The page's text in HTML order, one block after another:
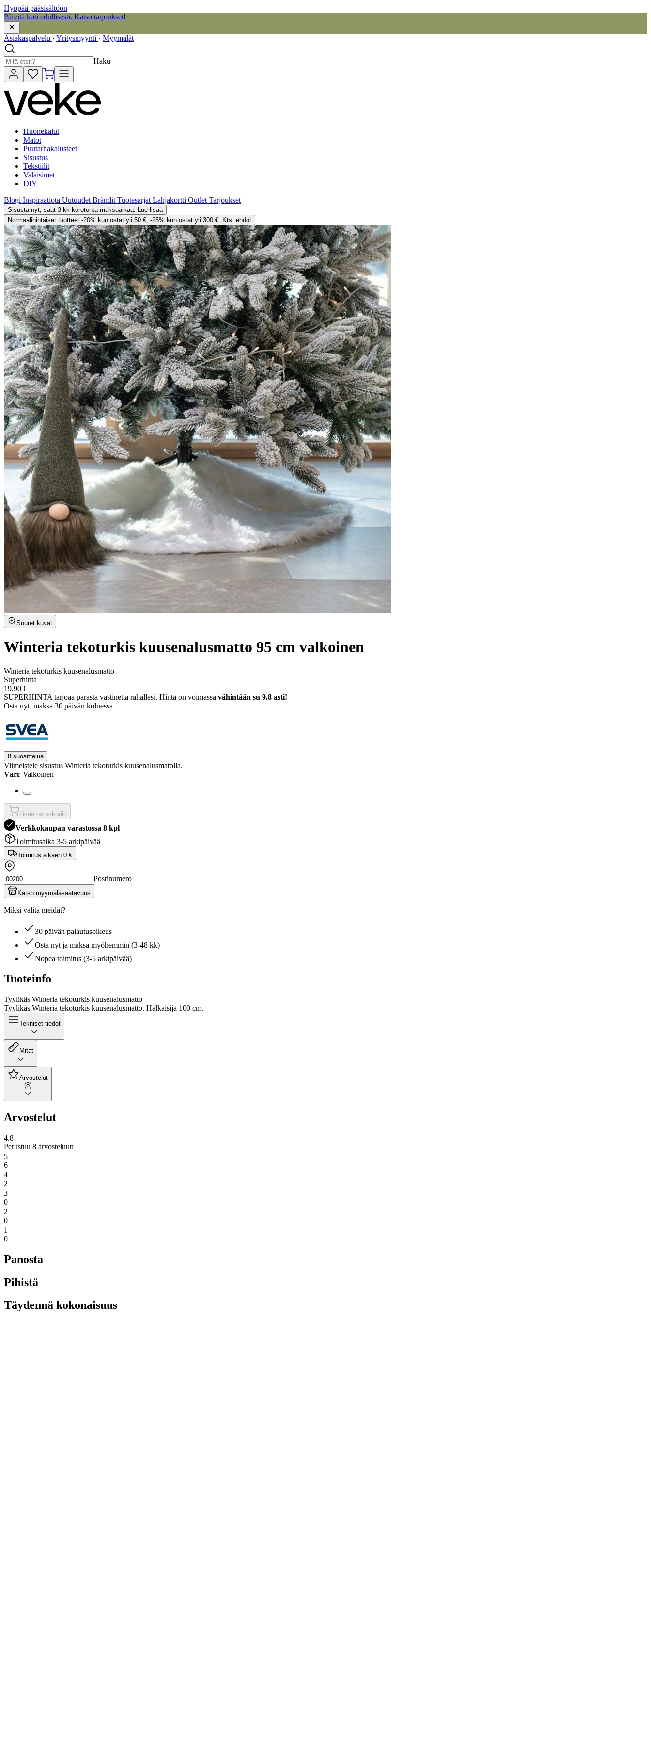
Hyppää pääsisältöön
Päivitä koti edullisesti. Katso tarjoukset!
Asiakaspalvelu · Yritysmyynti · Myymälät
Haku
Huonekalut
Matot
Puutarhakalusteet
Sisustus
Tekstiilit
Valaisimet
DIY
Blogi Inspiraatiota Uutuudet Brändit Tuotesarjat Lahjakortti Outlet Tarjoukset
Sisusta nyt, saat 3 kk korotonta maksuaikaa. Lue lisää
Normaalihintaiset tuotteet -20% kun ostat yli 50 €, -25% kun ostat yli 300 €. Kts. ehdot
Suuret kuvat
Winteria tekoturkis kuusenalusmatto 95 cm valkoinen
Winteria tekoturkis kuusenalusmatto
Superhinta
19,90 €
SUPERHINTA tarjoaa parasta vastinetta rahallesi. Hinta on voimassa vähintään su 9.8 asti!
Osta nyt, ­maksa 30 päivän kuluessa.
8 suosittelua
Viimeistele sisustus Winteria tekoturkis kuusenalusmatolla.
Väri: Valkoinen
Lisää ostoskoriin
Verkkokaupan varastossa 8 kpl
Toimitusaika 3-5 arkipäivää
Toimitus alkaen 0 €
Postinumero
Katso myymäläsaatavuus
Miksi valita meidät?
30 päivän palautusoikeus
Osta nyt ja maksa myöhemmin (3-48 kk)
Nopea toimitus (3-5 arkipäivää)
Tuoteinfo
Tyylikäs Winteria tekoturkis kuusenalusmatto
Tyylikäs Winteria tekoturkis kuusenalusmatto. Halkaisija 100 cm.
Tekniset tiedot
Mitat
Arvostelut
(8)
Arvostelut
4.8
Perustuu 8 arvosteluun
5
6
4
2
3
0
2
0
1
0
Panosta
Pihistä
Täydennä kokonaisuus